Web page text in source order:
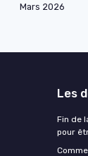
Mars 2026
Les
Fin de
pour